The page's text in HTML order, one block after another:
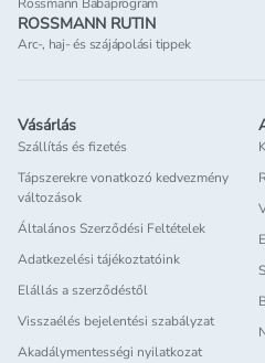
Rossmann Babaprogram
ROSSMANN RUTIN
Arc-, haj- és szájápolási tippek
Vásárlás
Szállítás és fizetés
Tápszerekre vonatkozó kedvezmény
változások
Általános Szerződési Feltételek
Adatkezelési tájékoztatóink
Elállás a szerződéstől
Visszaélés bejelentési szabályzat
Akadálymentességi nyilatkozat